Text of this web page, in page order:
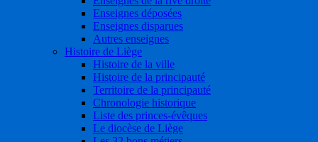
Enseignes déposées
Enseignes disparues
Autres enseignes
Histoire de Liège
Histoire de la ville
Histoire de la principauté
Territoire de la principauté
Chronologie historique
Liste des princes-évêques
Le diocèse de Liège